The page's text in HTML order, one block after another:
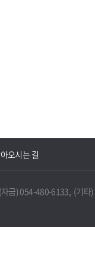
오시는 길
금) 054-480-6133, (기타